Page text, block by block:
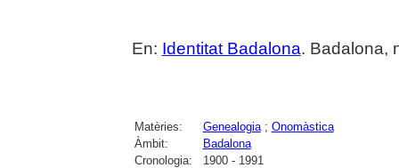
En: Identitat Badalona. Badalona,
Matèries: Genealogia; Onomàstica
Àmbit:
Badalona
Cronologia:
1900 - 1991